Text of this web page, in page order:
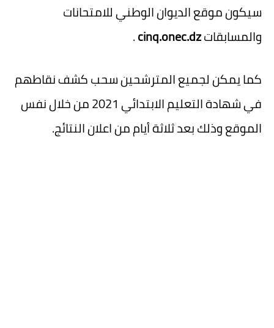
سيكون موقع الديوان الوطني للامتحانات
والمسابقاتcinq.onec.dz
.
كما يمكن لجميع المترشحين سحب كشف نقاطهم
في شهادة التعليم الابتدائي 2021 من خلال نفس
الموقع وذلك بعد ثلاثة أيام من اعلان النتائج.